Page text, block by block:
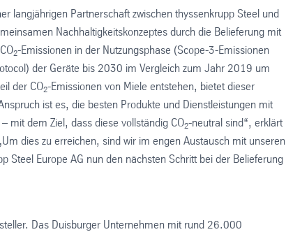
langjährigen Partnerschaft zwischen thyssenkrupp Steel und
Nachhaltigkeitskonzeptes durch die Belieferung mit
2-Emissionen in der Nutzungsphase (Scope-3-Emissionen
der Geräte bis 2030 im Vergleich zum Jahr 2019 um
der CO2-Emissionen von Miele entstehen, bietet dieser
ist es, die besten Produkte und Dienstleistungen mit
mit dem Ziel, dass diese vollständig CO2-neutral sind“, erklärt
dies zu erreichen, sind wir im engen Austausch mit unseren
Steel Europe AG nun den nächsten Schritt bei der Belieferung
Das Duisburger Unternehmen mit rund 26.000